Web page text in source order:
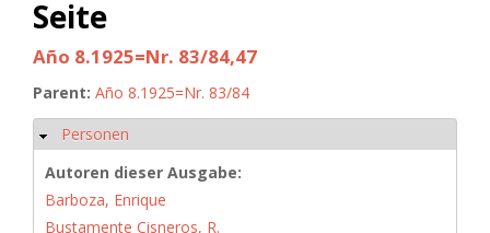
Seite
Año 8.1925=Nr. 83/84,47
Parent: Año 8.1925=Nr. 83/84
Hide
Personen
Autoren dieser Ausgabe:
Barboza, Enrique
Bustamente Cisneros, R.